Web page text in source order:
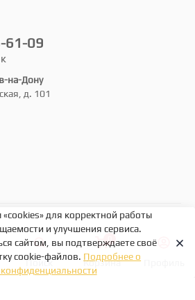
61-09
на-Дону
д. 101
для корректной работы
и улучшения сервиса.
сайтом, вы подтверждаете своё
cookie-файлов. Подробнее о
Поиск Корзина